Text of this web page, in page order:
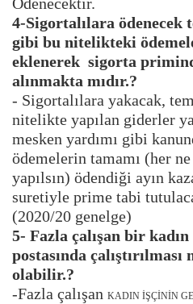
4-Sigortalılara ödenecek
gibi bu nitelikteki
eklenerek sigorta
alınmakta mıdır.?
- Sigortalılara yakacak,
nitelikte yapılan giderler
mesken yardımı gibi
ödemelerin tamamı (her ne
yapılsın) ödendiği ayın
suretiyle prime tabi
(2020/20 genelge)
5- Fazla çalışan bir
postasında
olabilir.?
-Fazla çalışan KADIN İŞÇİNİN